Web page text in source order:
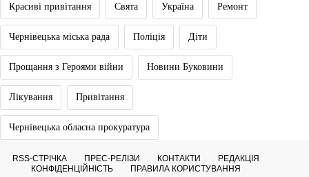
Красиві привітання Свята Україна Ремонт
Чернівецька міська рада Поліція Діти
Прощання з Героями війни Новини Буковини
Лікування Привітання
Чернівецька обласна прокуратура
RSS-СТРІЧКА ПРЕС-РЕЛІЗИ КОНТАКТИ
РЕДАКЦІЯ
КОНФІДЕНЦІЙНІСТЬ
ПРАВИЛА КОРИСТУВАННЯ